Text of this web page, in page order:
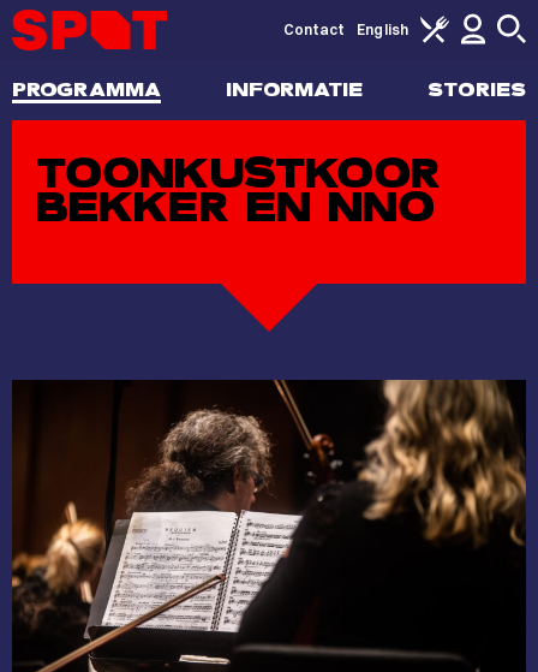
PROGRAMMA INFORMATIE STORIES
Contact English
TOONKUSTKOOR
BEKKER EN NNO